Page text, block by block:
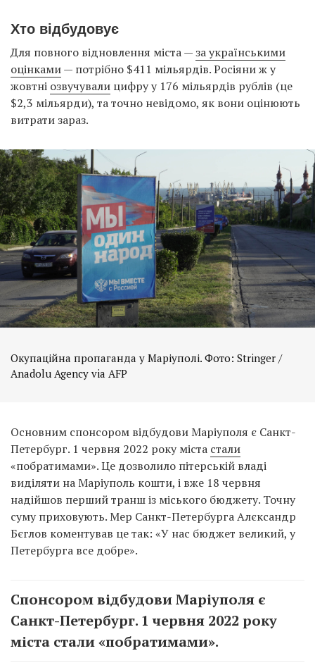
Хто відбудовує
Для повного відновлення міста —за українськими
оцінками— потрібно $411 мільярдів. Росіяни ж у
жовтні озвучували цифру у 176 мільярдів рублів (це
$2,3 мільярди), та точно невідомо, як вони оцінюють
витрати зараз.
Окупаційна пропаганда у Маріуполі. Фото: Stringer /
Anadolu Agency via AFP
Основним спонсором відбудови Маріуполя є Санкт-
Петербург. 1 червня 2022 року міста стали
«побратимами». Це дозволило пітерській владі
виділяти на Маріуполь кошти, і вже 18 червня
надійшов перший транш із міського бюджету. Точну
суму приховують. Мер Санкт-Петербурга Алєксандр
Бєглов коментував це так: «У нас бюджет великий, у
Петербурга все добре».
Спонсором відбудови Маріуполя є
Санкт-Петербург. 1 червня 2022 року
міста стали «побратимами».